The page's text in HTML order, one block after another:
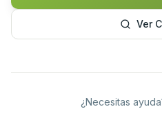
Ver
¿Necesitas